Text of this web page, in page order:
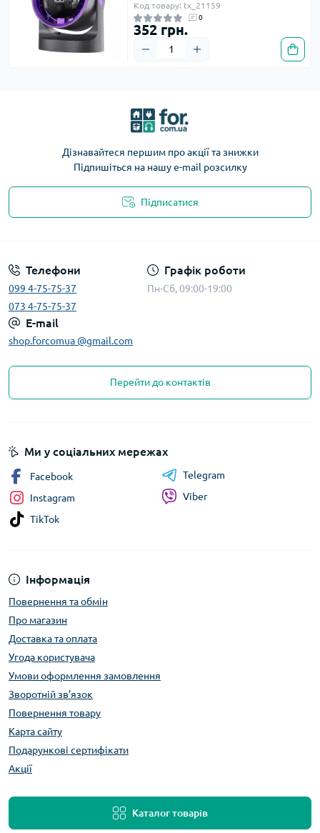
Код товару: tx_21159
0
352 грн.
Дізнавайтеся першим про акції та знижки
Підпишіться на нашу e-mail розсилку
Підписатися
Телефони
099 4-75-75-37
073 4-75-75-37
Графік роботи
Пн-Сб, 09:00-19:00
E-mail
shop.forcomua @gmail.com
Перейти до контактів
Інформація
Повернення та обмін
Про магазин
Доставка та оплата
Угода користувача
Умови оформлення замовлення
Зворотній зв’язок
Повернення товару
Карта сайту
Подарункові сертифікати
Акції
Каталог товарів
Ми у соціальних мережах
Facebook
Instagram
TikTok
Telegram
Viber